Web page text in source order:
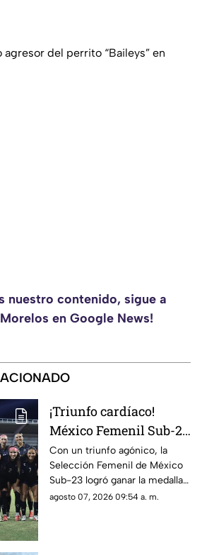
del perrito “Baileys” en
nuestro contenido, sigue a
en Google News!
¡Triunfo cardíaco!
México Femenil Sub-23
vence en penales a
Colombia en la final de
los Juegos
Centroamericanos y del
Con un triunfo agónico, la
Selección Femenil de México
Sub-23 logró ganar la medalla
de oro en fútbol durante los
agosto 07, 2026 09:54 a. m.